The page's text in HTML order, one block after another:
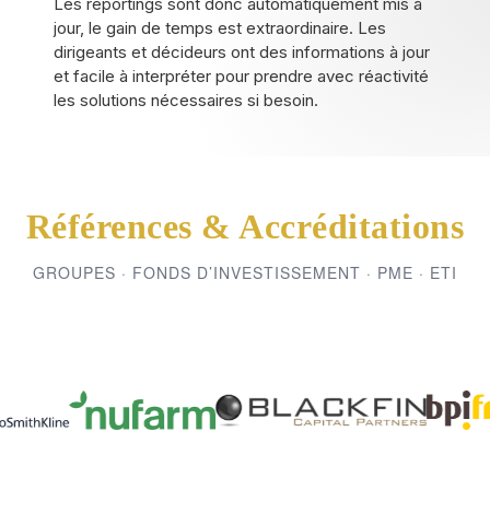
jour, le gain de temps est extraordinaire. Les
dirigeants et décideurs ont des informations à jour
et facile à interpréter pour prendre avec réactivité
les solutions nécessaires si besoin.
Références & Accréditations
GROUPES · FONDS D’INVESTISSEMENT · PME · ETI